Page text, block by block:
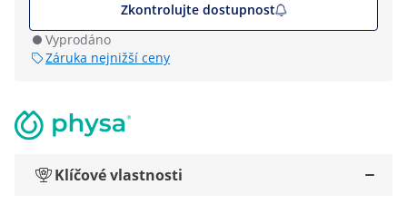
Zkontrolujte dostupnost
Vyprodáno
Záruka nejnižší ceny
Klíčové vlastnosti